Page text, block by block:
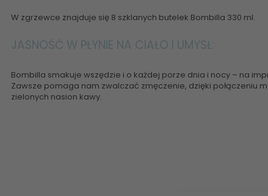
W zgrzewce znajduje się 8 szklanych butelek Bombilla 330 ml.
JASNOŚĆ W PŁYNIE NA CIAŁO I UMYSŁ:
Bombilla smakuje wszędzie i o każdej porze dnia i nocy – na
Zawsze pomaga nam zwalczać zmęczenie, dzięki połączeniu
zielonych nasion kawy.